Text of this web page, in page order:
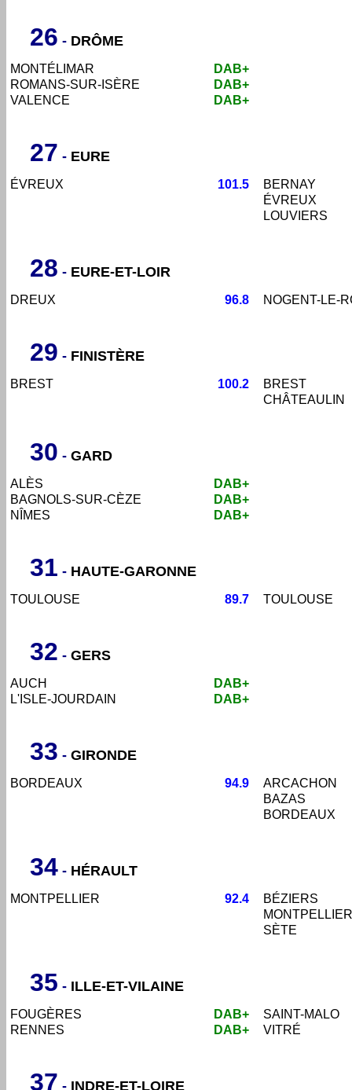
26 - DRÔME
MONTÉLIMAR
DAB+
ROMANS-SUR-ISÈRE
DAB+
VALENCE
DAB+
27 - EURE
ÉVREUX 101.5
BERNAY
ÉVREUX
LOUVIERS
28 - EURE-ET-LOIR
DREUX 96.8 NOGENT-LE-
29 - FINISTÈRE
BREST 100.2
BREST
CHÂTEAULIN
30 - GARD
ALÈS
DAB+
BAGNOLS-SUR-CÈZE
DAB+
NÎMES
DAB+
31 - HAUTE-GARONNE
TOULOUSE 89.7 TOULOUSE
32 - GERS
AUCH
DAB+
L'ISLE-JOURDAIN
DAB+
33 - GIRONDE
BORDEAUX 94.9
ARCACHON
BAZAS
BORDEAUX
34 - HÉRAULT
MONTPELLIER 92.4
BÉZIERS
MONTPELLIER
SÈTE
35 - ILLE-ET-VILAINE
FOUGÈRES DAB+
SAINT-MALO
RENNES
DAB+ VITRÉ
37 - INDRE-ET-LOIRE